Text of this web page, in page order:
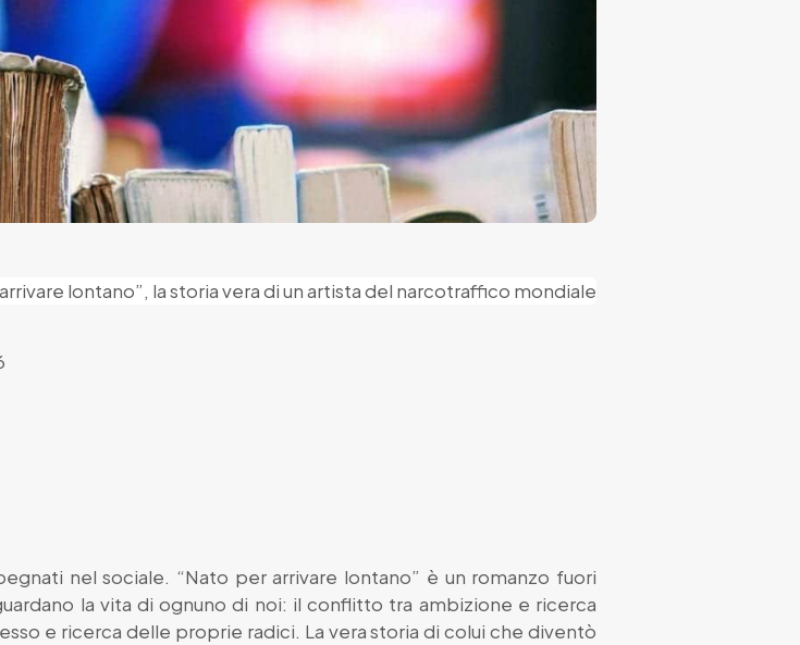
nel sociale. “Nato per arrivare lontano” è un romanzo fuori
la vita di ognuno di noi: il conflitto tra ambizione e ricerca
e ricerca delle proprie radici. La vera storia di colui che diventò